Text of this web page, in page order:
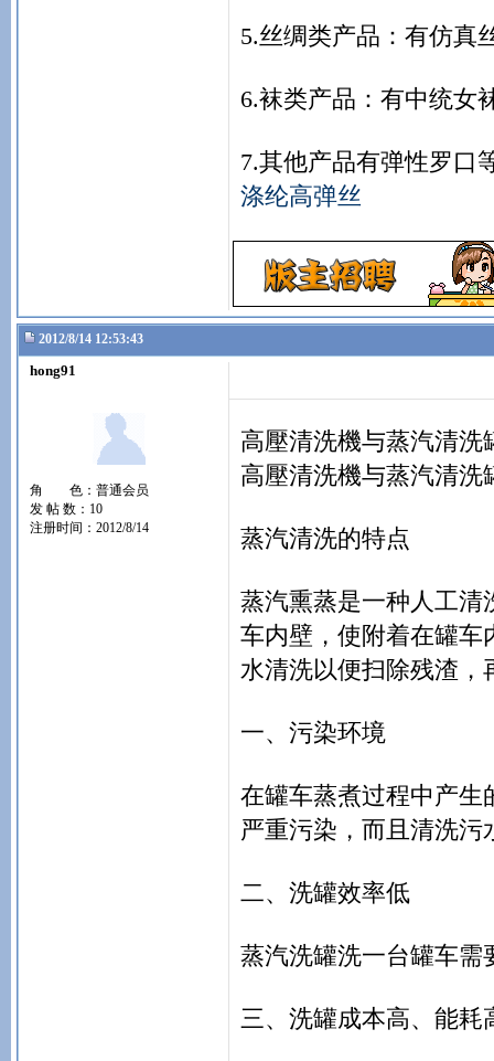
5.丝绸类产品：有仿真
6.袜类产品：有中统女
7.其他产品有弹性罗口
涤纶高弹丝
2012/8/14 12:53:43
hong91
角 色：普通会员
发 帖 数：10
注册时间：2012/8/14
高壓清洗機与蒸汽清洗
高壓清洗機与蒸汽清洗
蒸汽清洗的特点
蒸汽熏蒸是一种人工清
车内壁，使附着在罐车
水清洗以便扫除残渣，
一、污染环境
在罐车蒸煮过程中产生
严重污染，而且清洗
二、洗罐效率低
蒸汽洗罐洗一台罐车需
三、洗罐成本高、能耗